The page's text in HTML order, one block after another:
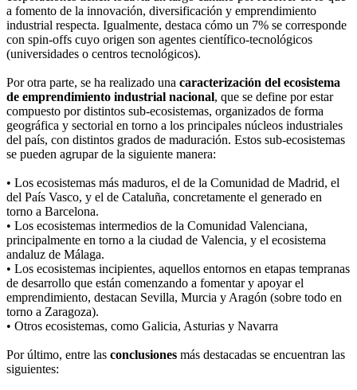
a fomento de la innovación, diversificación y emprendimiento
industrial respecta. Igualmente, destaca cómo un 7% se corresponde
con spin-offs cuyo origen son agentes científico-tecnológicos
(universidades o centros tecnológicos).
Por otra parte, se ha realizado una caracterización del ecosistema
de emprendimiento industrial nacional, que se define por estar
compuesto por distintos sub-ecosistemas, organizados de forma
geográfica y sectorial en torno a los principales núcleos industriales
del país, con distintos grados de maduración. Estos sub-ecosistemas
se pueden agrupar de la siguiente manera:
• Los ecosistemas más maduros, el de la Comunidad de Madrid, el
del País Vasco, y el de Cataluña, concretamente el generado en
torno a Barcelona.
• Los ecosistemas intermedios de la Comunidad Valenciana,
principalmente en torno a la ciudad de Valencia, y el ecosistema
andaluz de Málaga.
• Los ecosistemas incipientes, aquellos entornos en etapas tempranas
de desarrollo que están comenzando a fomentar y apoyar el
emprendimiento, destacan Sevilla, Murcia y Aragón (sobre todo en
torno a Zaragoza).
• Otros ecosistemas, como Galicia, Asturias y Navarra
Por último, entre las conclusiones más destacadas se encuentran las
siguientes: